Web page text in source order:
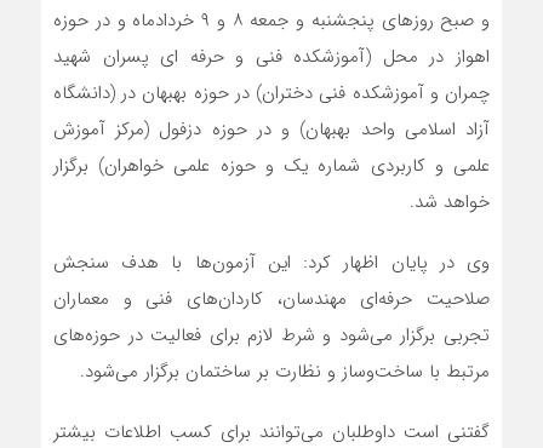
و صبح روزهای پنجشنبه و جمعه ۸ و ۹ خردادماه و در حوزه
اهواز در محل (آموزشکده فنی و حرفه ای پسران شهید
چمران و آموزشکده فنی دختران) در حوزه بهبهان در (دانشگاه
آزاد اسلامی واحد بهبهان) و در حوزه دزفول (مرکز آموزش
علمی و کاربردی شماره یک و حوزه علمی خواهران) برگزار
خواهد شد.
وی در پایان اظهار کرد: این آزمون‌ها با هدف سنجش
صلاحیت حرفه‌ای مهندسان، کاردان‌های فنی و معماران
تجربی برگزار می‌شود و شرط لازم برای فعالیت در حوزه‌های
مرتبط با ساخت‌وساز و نظارت بر ساختمان برگزار می‌شود.
گفتنی است داوطلبان می‌توانند برای کسب اطلاعات بیشتر